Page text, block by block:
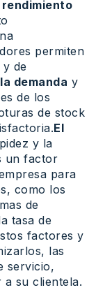
rendimiento
permiten
de
demanda y
de los
de stock
El
y la
un factor
para
como los
de
tasa de
factores y
las
servicio,
su clientela.